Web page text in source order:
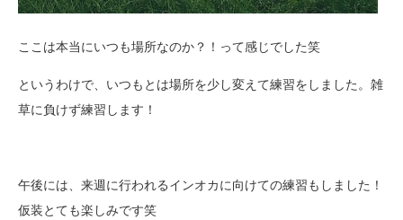
ここは本当にいつも場所なのか？！って感じでした笑
というわけで、いつもとは場所を少し変えて練習をしました。雑
草に負けず練習します！
午後には、来週に行われるインオカに向けての練習もしました！
仮装とても楽しみです笑